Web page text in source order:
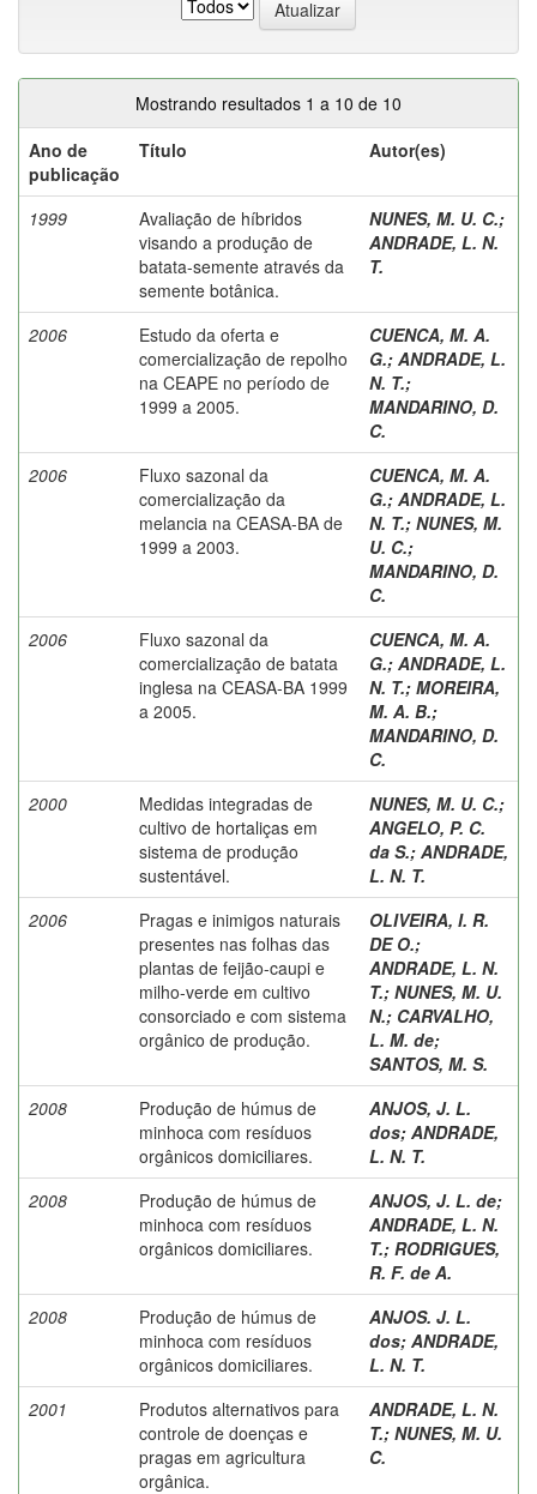
Mostrando resultados 1 a 10 de 10
Ano de
publicação
Título Autor(es)
1999
Avaliação de híbridos
visando a produção de
batata-semente através da
semente botânica.
NUNES, M. U. C.;
ANDRADE, L. N.
T.
2006
Estudo da oferta e
comercialização de repolho
na CEAPE no período de
1999 a 2005.
CUENCA, M. A.
G.; ANDRADE, L.
N. T.;
MANDARINO, D.
C.
2006
Fluxo sazonal da
comercialização da
melancia na CEASA-BA de
1999 a 2003.
CUENCA, M. A.
G.; ANDRADE, L.
N. T.; NUNES, M.
U. C.;
MANDARINO, D.
C.
2006
Fluxo sazonal da
comercialização de batata
inglesa na CEASA-BA 1999
a 2005.
CUENCA, M. A.
G.; ANDRADE, L.
N. T.; MOREIRA,
M. A. B.;
MANDARINO, D.
C.
2000
Medidas integradas de
cultivo de hortaliças em
sistema de produção
sustentável.
NUNES, M. U. C.;
ANGELO, P. C.
da S.; ANDRADE,
L. N. T.
2006
Pragas e inimigos naturais
presentes nas folhas das
plantas de feijão-caupi e
milho-verde em cultivo
consorciado e com sistema
orgânico de produção.
OLIVEIRA, I. R.
DE O.;
ANDRADE, L. N.
T.; NUNES, M. U.
N.; CARVALHO,
L. M. de;
SANTOS, M. S.
2008
Produção de húmus de
minhoca com resíduos
orgânicos domiciliares.
ANJOS, J. L.
dos; ANDRADE,
L. N. T.
2008
Produção de húmus de
minhoca com resíduos
orgânicos domiciliares.
ANJOS, J. L. de;
ANDRADE, L. N.
T.; RODRIGUES,
R. F. de A.
2008
Produção de húmus de
minhoca com resíduos
orgânicos domiciliares.
ANJOS. J. L.
dos; ANDRADE,
L. N. T.
2001
Produtos alternativos para
controle de doenças e
pragas em agricultura
orgânica.
ANDRADE, L. N.
T.; NUNES, M. U.
C.